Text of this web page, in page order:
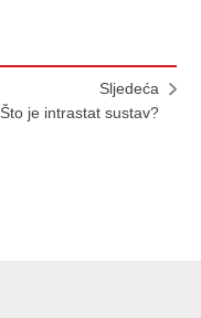
Sljedeća
Što je intrastat sustav?